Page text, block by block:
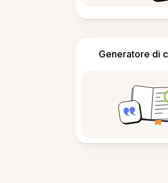
Generatore di